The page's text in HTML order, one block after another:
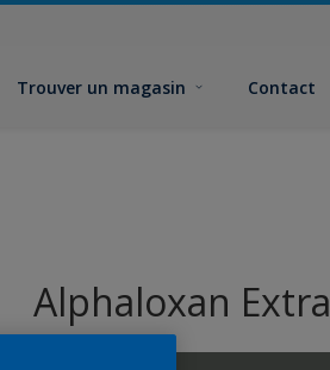
Trouver un magasin Contact
Alphaloxan Extra